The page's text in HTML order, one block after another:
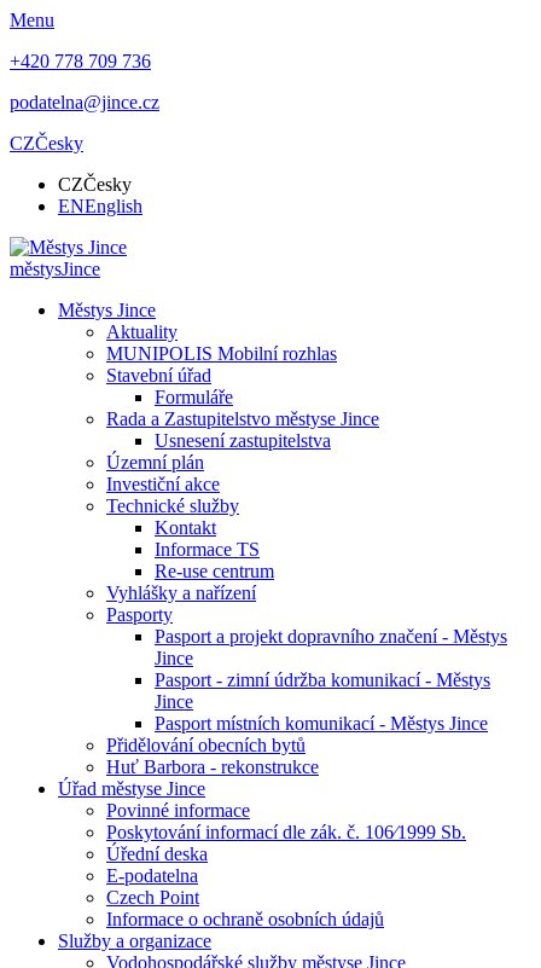
Menu
+420 778 709 736
podatelna@jince.cz
CZČesky
CZČesky
ENEnglish
městysJince
Městys Jince
Aktuality
MUNIPOLIS Mobilní rozhlas
Stavební úřad
Formuláře
Rada a Zastupitelstvo městyse Jince
Usnesení zastupitelstva
Územní plán
Investiční akce
Technické služby
Kontakt
Informace TS
Re-use centrum
Vyhlášky a nařízení
Pasporty
Pasport a projekt dopravního značení - Městys
Jince
Pasport - zimní údržba komunikací - Městys
Jince
Pasport místních komunikací - Městys Jince
Přidělování obecních bytů
Huť Barbora - rekonstrukce
Úřad městyse Jince
Povinné informace
Poskytování informací dle zák. č. 106⁄1999 Sb.
Úřední deska
E-podatelna
Czech Point
Informace o ochraně osobních údajů
Služby a organizace
Vodohospodářské služby městyse Jince